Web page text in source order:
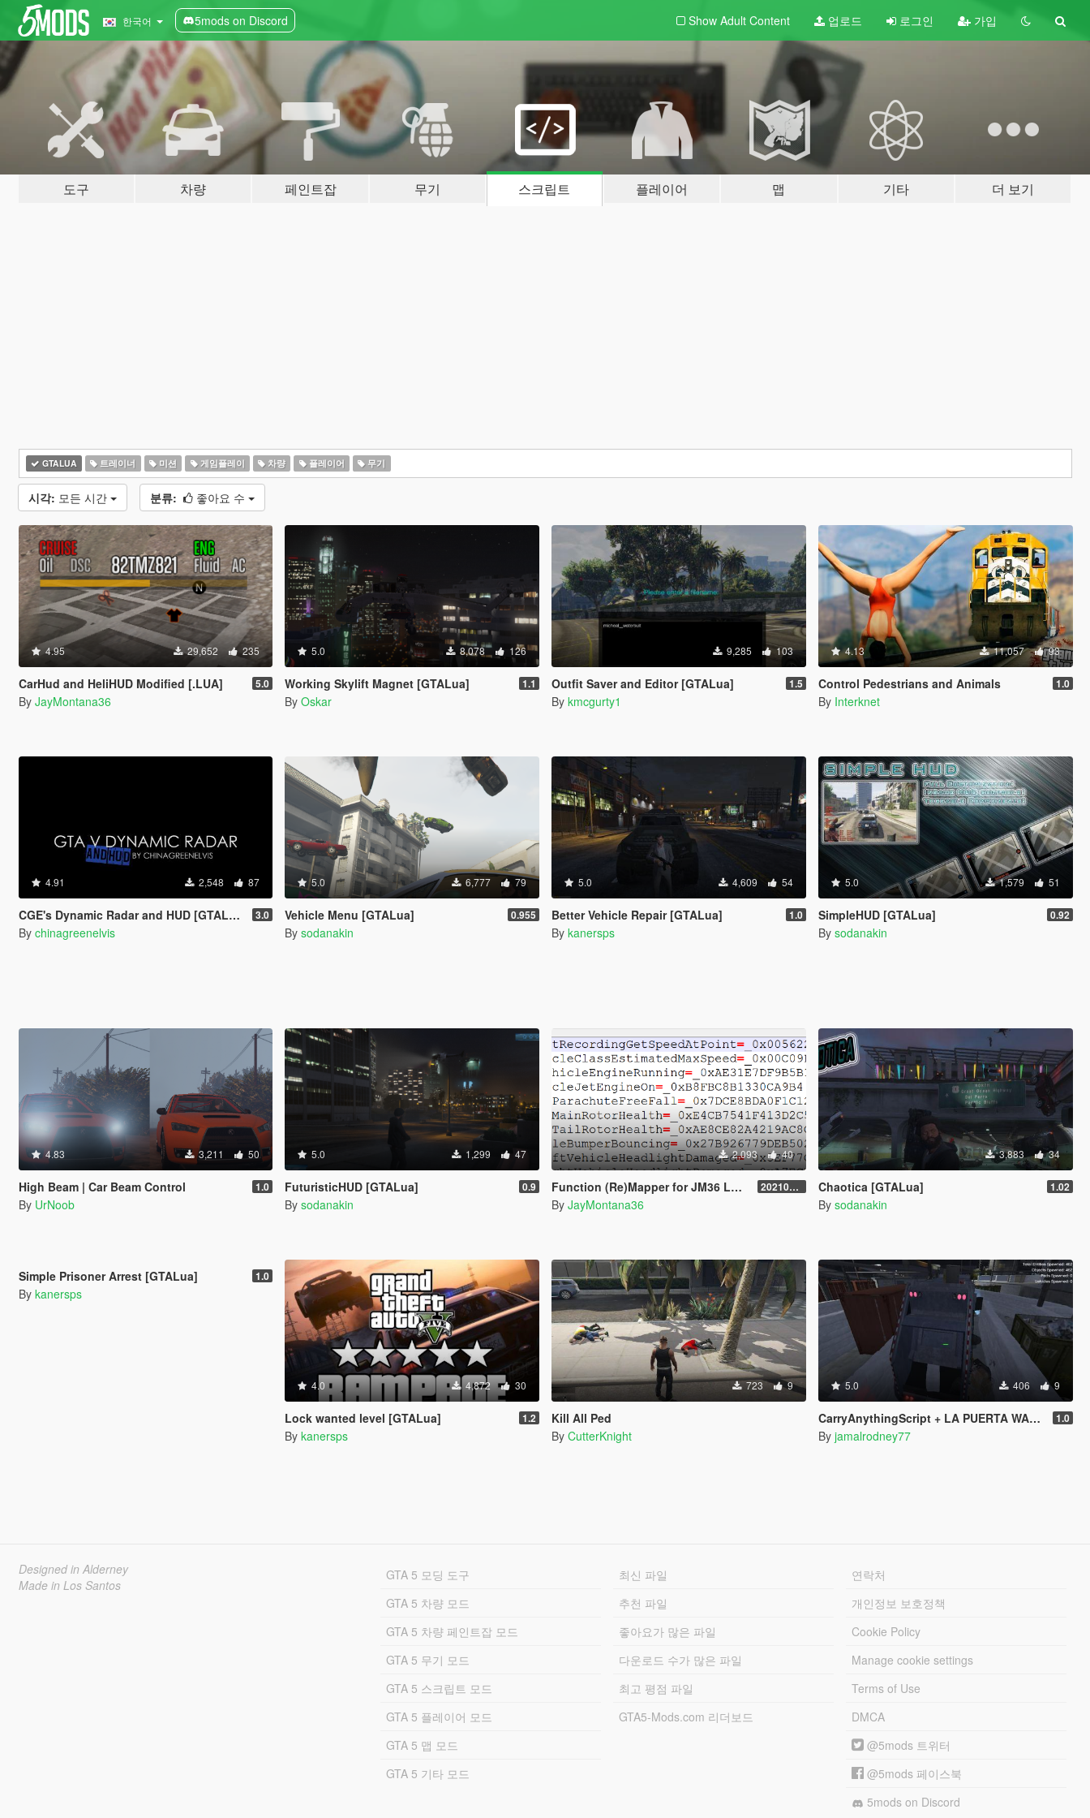
한국어 5mods on Discord Show Adult Content 업로드 로그인 가입
도구 차량 페인트잡 무기 스크립트 플레이어 맵 기타 더 보기
GTALUA 트레이너 미션 게임플레이 차량 플레이어 무기
시각: 모든 시간 분류: 좋아요 수
4.95 29,652 235
CarHud and HeliHUD Modified [.LUA] 5.0
By JayMontana36
5.0 8,078 126
Working Skylift Magnet [GTALua] 1.1
By Oskar
9,285 103
Outfit Saver and Editor [GTALua] 1.5
By kmcgurty1
4.13 11,057 93
Control Pedestrians and Animals 1.0
By Interknet
4.91 2,548 87
CGE's Dynamic Radar and HUD [GTALua] 3.0
By chinagreenelvis
5.0 6,777 79
Vehicle Menu [GTALua] 0.955
By sodanakin
5.0 4,609 54
Better Vehicle Repair [GTALua] 1.0
By kanersps
5.0 1,579 51
SimpleHUD [GTALua] 0.92
By sodanakin
4.83 3,211 50
High Beam | Car Beam Control 1.0
By UrNoob
5.0 1,299 47
FuturisticHUD [GTALua] 0.9
By sodanakin
2,093 40
Function (Re)Mapper for JM36 Lua Plugin 20210909.001
By JayMontana36
3,883 34
Chaotica [GTALua] 1.02
By sodanakin
Simple Prisoner Arrest [GTALua] 1.0
By kanersps
4.0 4,872 30
Lock wanted level [GTALua] 1.2
By kanersps
723 9
Kill All Ped
By CutterKnight
5.0 406 9
CarryAnythingScript + LA PUERTA WASTE STATION – Street Garbage Pickup 1.0
By jamalrodney77
Designed in Alderney
Made in Los Santos
GTA 5 모딩 도구
GTA 5 차량 모드
GTA 5 차량 페인트잡 모드
GTA 5 무기 모드
GTA 5 스크립트 모드
GTA 5 플레이어 모드
GTA 5 맵 모드
GTA 5 기타 모드
최신 파일
추천 파일
좋아요가 많은 파일
다운로드 수가 많은 파일
최고 평점 파일
GTA5-Mods.com 리더보드
연락처
개인정보 보호정책
Cookie Policy
Manage cookie settings
Terms of Use
DMCA
@5mods 트위터
@5mods 페이스북
5mods on Discord